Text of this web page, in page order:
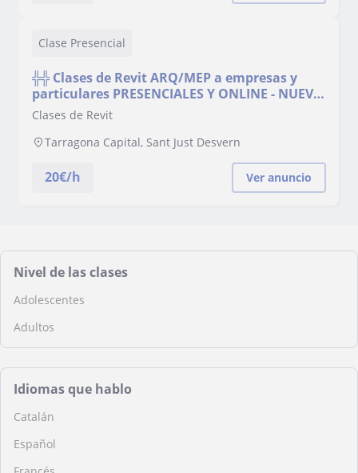
Clase Presencial
╬╬ Clases de Revit ARQ/MEP a empresas y
particulares PRESENCIALES Y ONLINE - NUEVA
MODALIDAD Tarragona y Reus (todos los
Clases de Revit
Tarragona Capital, Sant Just Desvern
20€/h Ver anuncio
Nivel de las clases
Adolescentes
Adultos
Idiomas que hablo
Catalán
Español